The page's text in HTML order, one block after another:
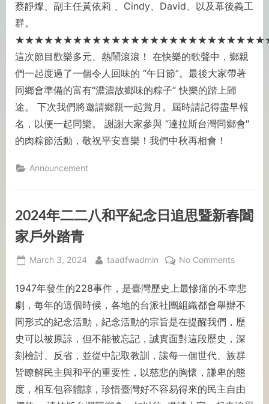
蔡靜燦、副主任⿈依莉 、Cindy、David、以及幕後義⼯
群。
這次節⽬歡樂多元、熱鬧滾滾！ 在快樂的歌聲中，鄉親
們⼀起度過了⼀個令⼈回味的 “午⽇節”。最後⼤家帶著
同鄉會準備的富有“濃濃故鄉味的粽⼦” 快樂的踏上歸
途。 下次我們將邀請鄉親⼀起賞⽉。屆時請記得盡早報
名，以便⼀起同樂。 謝謝⼤家參與 “達拉斯台灣同鄉會″
的⾁粽節活動，敬祝平安喜樂！我們中秋再相會！
Announcement
2024年二二八和平紀念日追思暨新春闔
家戶外踏青
March 3, 2024 taadfwadmin No Comments
1947年發生的228事件，是臺灣歷史上最慘痛的不幸悲
劇，每年的這個時候，各地的台派社團組織都會舉辦不
同形式的紀念活動，紀念活動的宗旨是在提醒我們，歷
史可以被原諒，但不能被忘記，誠實面對這段歷史，深
刻檢討、反省，並從中記取教訓，讓每一個世代、族群
皆瞭解民主與和平的重要性，以慈悲的胸懷，謙卑的態
度，相互包容體諒，珍惜臺灣好不容易得來的民主自由